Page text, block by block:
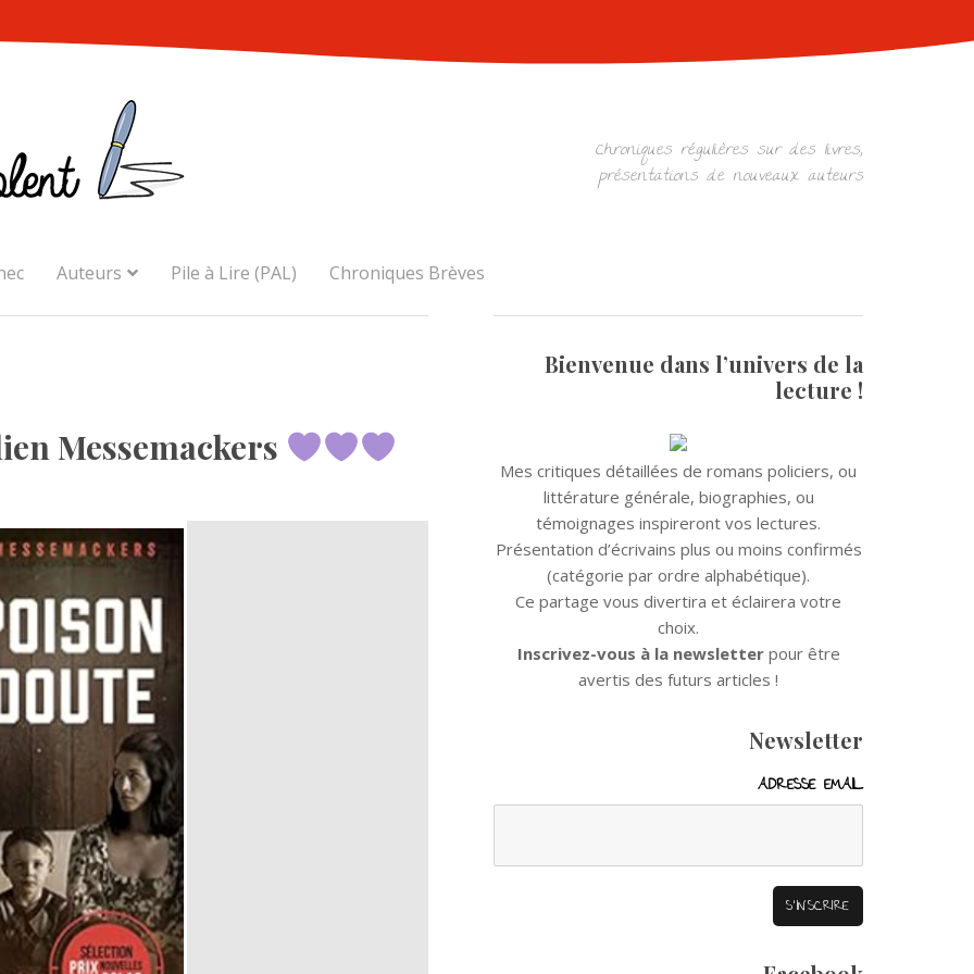
Chroniques régulières sur des livres,
présentations de nouveaux auteurs
Auteurs Pile à Lire (PAL) Chroniques Brèves
Messemackers
Bienvenue dans l’univers de la
lecture !
Mes critiques détaillées de romans policiers, ou
littérature générale, biographies, ou
témoignages inspireront vos lectures.
Présentation d’écrivains plus ou moins confirmés
(catégorie par ordre alphabétique).
Ce partage vous divertira et éclairera votre
choix.
Inscrivez-vous à la newsletterpour être
avertis des futurs articles !
Newsletter
ADRESSE EMAIL